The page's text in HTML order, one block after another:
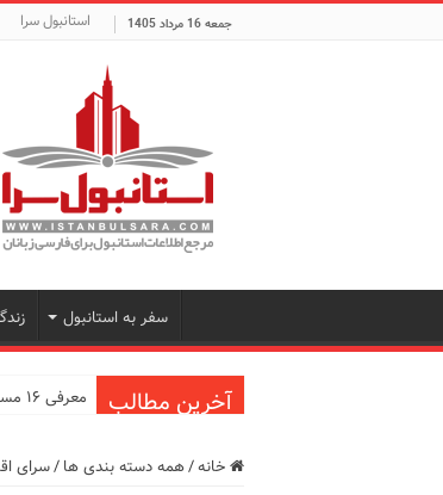
جمعه 16 مرداد 1405 استانبول سرا
سفر به استانبول
آخرین مطالب
معرفی ۱۶ مسیر برتر کشتی استانبول | راهنمای کامل کشتی‌سواری در بسفر
خانه/همه دسته بندی ها/سرای